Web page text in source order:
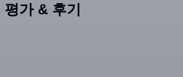
평가 & 후기